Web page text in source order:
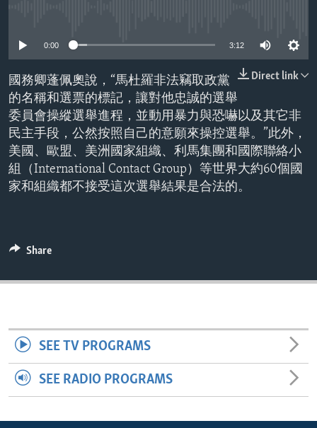
EUROPE
MIDDLE EAST
AID AND DEVELOPMENT
DEMOCRACY AND GOVERNANCE
ECONOMY AND TRADE
ENVIRONMENT AND HEALTH
IDEALS AND INSTITUTIONS
FOLLOW US
0:00 3:12
Direct link
國務卿蓬佩奧說，“馬杜羅非法竊取政黨
的名稱和選票的標記，讓對他忠誠的選舉
委員會操縱選舉進程，並動用暴力與恐嚇以及其它非
民主手段，公然按照自己的意願來操控選舉。”此外，
美國、歐盟、美洲國家組織、利馬集團和國際聯絡小
組（International Contact Group）等世界大約60個國
家和組織都不接受這次選舉結果是合法的。
Share
SEE TV PROGRAMS
SEE RADIO PROGRAMS